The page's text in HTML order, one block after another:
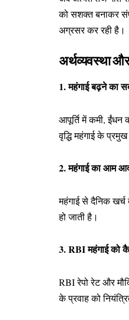
को सशक्त बनाकर
अग्रसर कर रही है।
अर्थव्यवस्था
1. महंगाई बढ़ने का
आपूर्ति में कमी, ईंधन
वृद्धि महंगाई के
2. महंगाई का आम
महंगाई से दैनिक
हो जाती है।
3. RBI महंगाई को
RBI रेपो रेट और
के प्रवाह को